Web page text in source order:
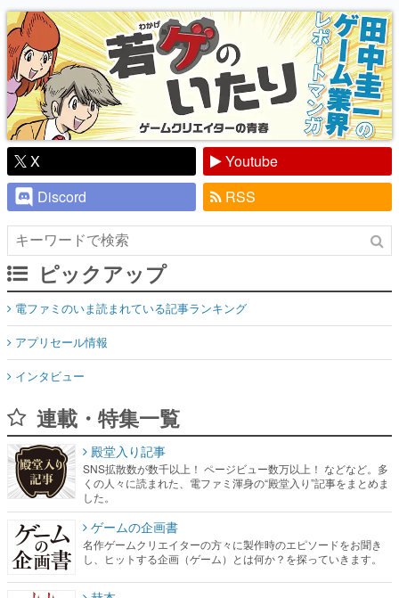
り】
X
Youtube
Discord
RSS
ピックアップ
電ファミのいま読まれている記事ランキング
アプリセール情報
インタビュー
連載・特集一覧
殿堂入り記事
SNS拡散数が数千以上！ ページビュー数万以上！ などなど。多
くの人々に読まれた、電ファミ渾身の“殿堂入り”記事をまとめま
した。
ゲームの企画書
名作ゲームクリエイターの方々に製作時のエピソードをお聞き
し、ヒットする企画（ゲーム）とは何か？を探っていきます。